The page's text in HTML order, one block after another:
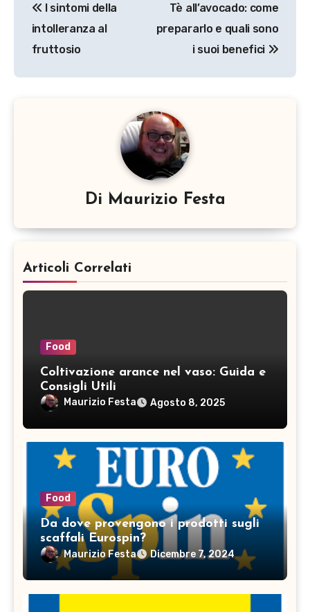
articoli
I sintomi della
intolleranza al
fruttosio
Tè all’avocado: come
prepararlo e quali sono
i suoi benefici
Di Maurizio Festa
Articoli Correlati
Food
Coltivazione arance nel vaso: Guida e
Consigli Utili
Maurizio Festa Agosto 8, 2025
Food
Da dove provengono i prodotti sugli
scaffali Eurospin?
Maurizio Festa Dicembre 7, 2024